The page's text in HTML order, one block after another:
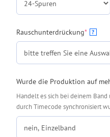
Rauschunterdrückung* ?
Wurde die Produktion auf
Handelt es sich bei deinem
durch Timecode synchronisiert